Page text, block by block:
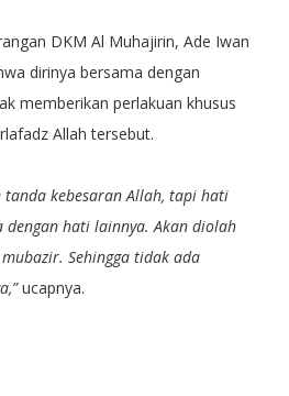
DKM Al Muhajirin, Ade Iwan
dirinya bersama dengan
memberikan perlakuan khusus
Allah tersebut.
tanda kebesaran Allah, tapi hati
dengan hati lainnya. Akan diolah
Sehingga tidak ada
ucapnya.